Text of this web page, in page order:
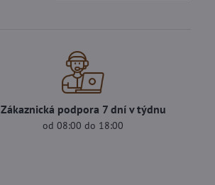
Zákaznická podpora 7 dní v týdnu
od 08:00 do 18:00